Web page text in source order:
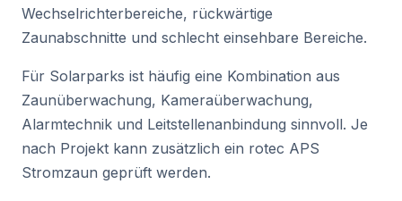
Wechselrichterbereiche, rückwärtige
Zaunabschnitte und schlecht einsehbare Bereiche.
Für Solarparks ist häufig eine Kombination aus
Zaunüberwachung, Kameraüberwachung,
Alarmtechnik und Leitstellenanbindung sinnvoll. Je
nach Projekt kann zusätzlich ein rotec APS
Stromzaun geprüft werden.